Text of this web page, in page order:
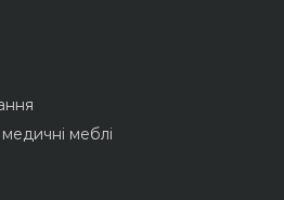
меблі